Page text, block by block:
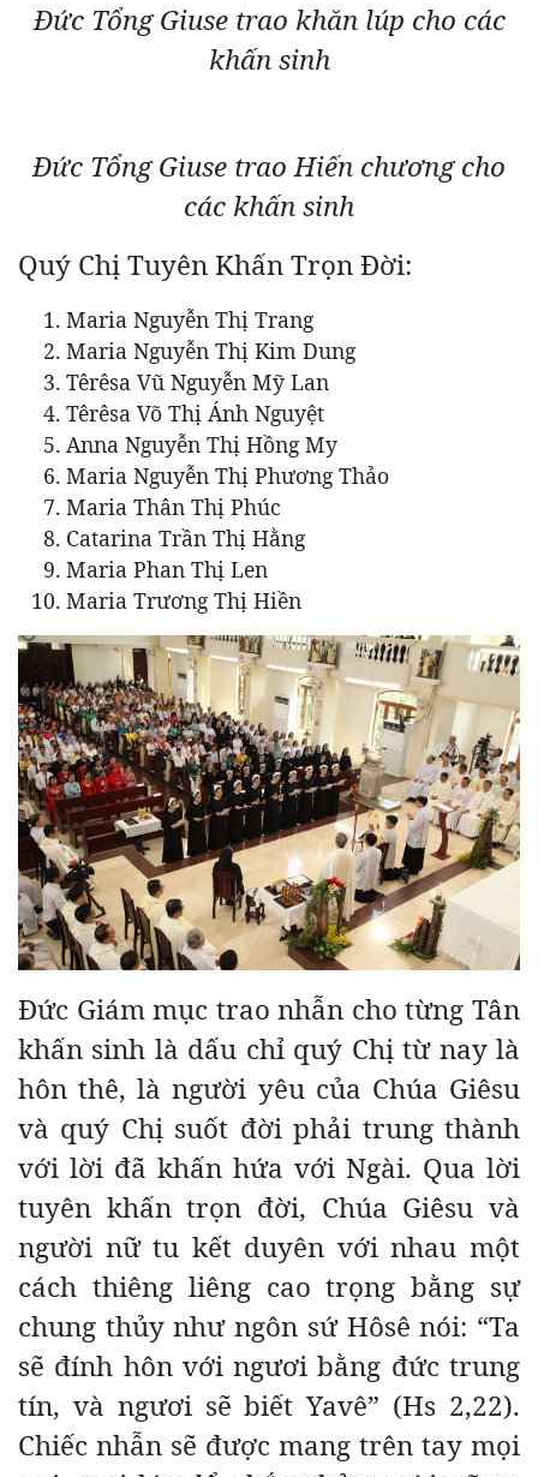
Đức Tổng Giuse trao khăn lúp cho các
khấn sinh
Đức Tổng Giuse trao Hiến chương cho
các khấn sinh
Quý Chị Tuyên Khấn Trọn Đời:
Maria Nguyễn Thị Trang
Maria Nguyễn Thị Kim Dung
Têrêsa Vũ Nguyễn Mỹ Lan
Têrêsa Võ Thị Ánh Nguyệt
Anna Nguyễn Thị Hồng My
Maria Nguyễn Thị Phương Thảo
Maria Thân Thị Phúc
Catarina Trần Thị Hằng
Maria Phan Thị Len
Maria Trương Thị Hiền
Đức Giám mục trao nhẫn cho từng Tân
khấn sinh là dấu chỉ quý Chị từ nay là
hôn thê, là người yêu của Chúa Giêsu
và quý Chị suốt đời phải trung thành
với lời đã khấn hứa với Ngài. Qua lời
tuyên khấn trọn đời, Chúa Giêsu và
người nữ tu kết duyên với nhau một
cách thiêng liêng cao trọng bằng sự
chung thủy như ngôn sứ Hôsê nói: “Ta
sẽ đính hôn với ngươi bằng đức trung
tín, và ngươi sẽ biết Yavê” (Hs 2,22).
Chiếc nhẫn sẽ được mang trên tay mọi